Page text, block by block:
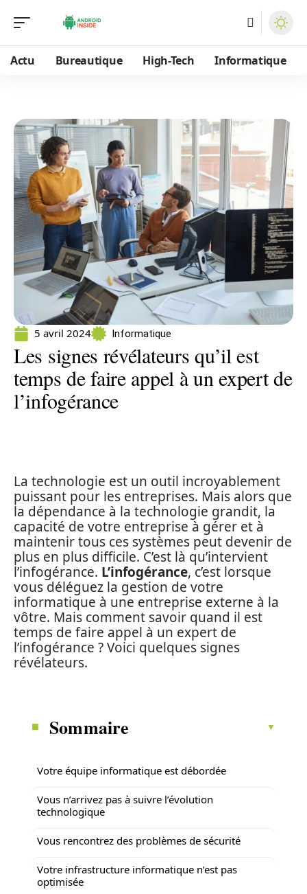
Actu Bureautique High-Tech Informatique
5 avril 2024 Informatique
Les signes révélateurs qu’il est
temps de faire appel à un expert de
l’infogérance
La technologie est un outil incroyablement
puissant pour les entreprises. Mais alors que
la dépendance à la technologie grandit, la
capacité de votre entreprise à gérer et à
maintenir tous ces systèmes peut devenir de
plus en plus difficile. C’est là qu’intervient
l’infogérance. L’infogérance, c’est lorsque
vous déléguez la gestion de votre
informatique à une entreprise externe à la
vôtre. Mais comment savoir quand il est
temps de faire appel à un expert de
l’infogérance ? Voici quelques signes
révélateurs.
Sommaire
Votre équipe informatique est débordée
Vous n’arrivez pas à suivre l’évolution
technologique
Vous rencontrez des problèmes de sécurité
Votre infrastructure informatique n’est pas
optimisée